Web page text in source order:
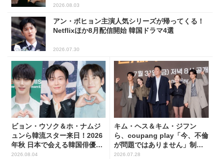
2026.08.03
アン・ボヒョン主演人気シリーズが帰ってくる！
Netflixほか8月配信開始 韓国ドラマ4選
2026.07.30
ビョン・ウソク＆ホ・ナムジ
ュンら韓流スター来日！2026
年秋 日本で会える韓国俳優10
人
2026.08.04
キム・ヘス＆キム・ジフン
ら、coupang play「今、不倫
が問題ではありません」制作
発表会に出席！(PHOTO15枚)
2026.07.28